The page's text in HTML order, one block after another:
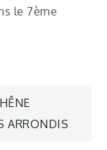
le 7ème
ARRONDIS